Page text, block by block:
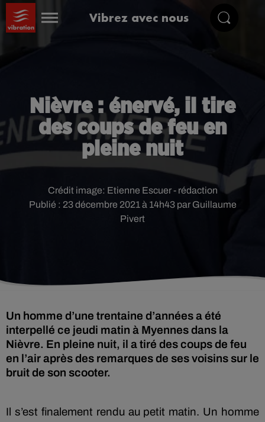
Vibrez avec nous
Nièvre : énervé, il tire
des coups de feu en
pleine nuit
Publié : 23 décembre 2021 à 14h43 par Guillaume
Pivert
Crédit image: Etienne Escuer - rédaction
Un homme d’une trentaine d’années a été
interpellé ce jeudi matin à Myennes dans la
Nièvre. En pleine nuit, il a tiré des coups de feu
en l’air après des remarques de ses voisins sur le
bruit de son scooter.
Il s’est finalement rendu au petit matin. Un homme